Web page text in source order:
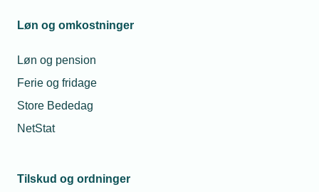
Løn og omkostninger
Løn og pension
Ferie og fridage
Store Bededag
NetStat
Tilskud og ordninger
Relaterede nyheder
Har du styr på
fakturaen?